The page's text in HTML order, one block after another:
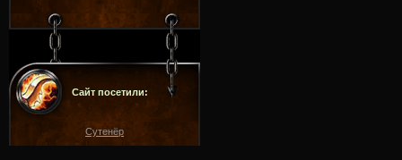
Сайт посетили:
Сутенёр